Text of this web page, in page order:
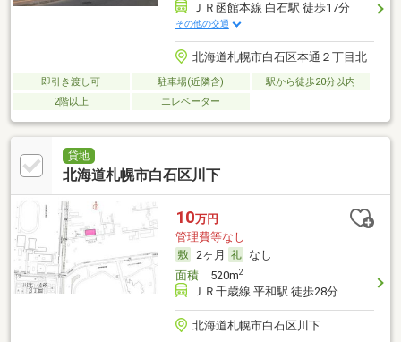
ＪＲ函館本線 白石駅 徒歩17分
その他の交通
北海道札幌市白石区本通２丁目北
即引き渡し可 駐車場(近隣含)
駅から徒歩20分以内
2階以上
エレベーター
貸地
北海道札幌市白石区川下
10万円
管理費等なし
2ヶ月
なし
面積520m2
ＪＲ千歳線 平和駅 徒歩28分
北海道札幌市白石区川下